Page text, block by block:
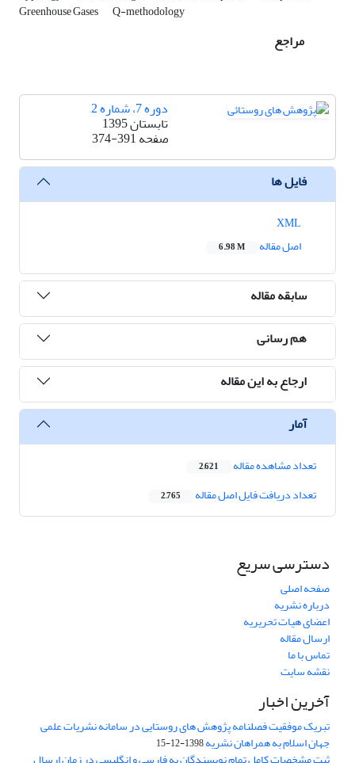
Greenhouse Gases Q-methodology
مراجع
دوره 7، شماره 2
تابستان 1395
صفحه374-391
فایل ها
اصل مقاله
6.98 M
سابقه مقاله
هم رسانی
ارجاع به این مقاله
آمار
تعداد مشاهده مقاله 2,621
تعداد دریافت فایل اصل مقاله 2,765
دسترسی سریع
صفحه اصلی
درباره نشریه
اعضای هیات تحریریه
ارسال مقاله
تماس با ما
نقشه سایت
آخرین اخبار
تبریک موفقیت فصلنامه پژوهش های روستایی در سامانه نشریات علمی
جهان اسلام به همراهان نشریه1398-12-15